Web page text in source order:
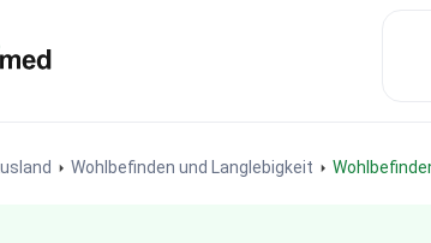
Wohlbefinden und Langlebigkeit